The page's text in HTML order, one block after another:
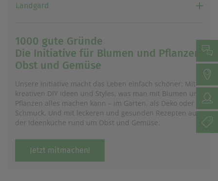
Landgard
1000 gute Gründe
Die Initiative für Blumen und Pflanzen,
Obst und Gemüse
Unsere Initiative macht das Leben einfach schöner: Mit
kreativen DIY Ideen und Styles, was man mit Blumen und
Pflanzen alles machen kann – im Garten, als Deko oder
Schmuck. Und mit leckeren und gesunden Rezepten aus
der Ideenküche rund um Obst und Gemüse.
Jetzt mitmachen!